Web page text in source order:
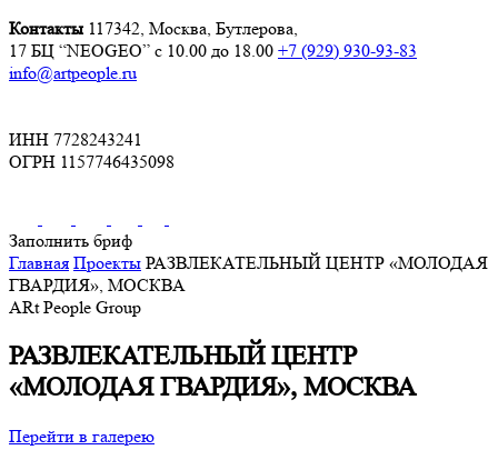
Контакты 117342, Москва, Бутлерова,
17 БЦ “NEOGEO” с 10.00 до 18.00 +7 (929) 930-93-83
info@artpeople.ru
ИНН 7728243241
ОГРН 1157746435098
Заполнить бриф
Главная Проекты РАЗВЛЕКАТЕЛЬНЫЙ ЦЕНТР «МОЛОДАЯ
ГВАРДИЯ», МОСКВА
ARt People Group
РАЗВЛЕКАТЕЛЬНЫЙ ЦЕНТР
«МОЛОДАЯ ГВАРДИЯ», МОСКВА
Перейти в галерею